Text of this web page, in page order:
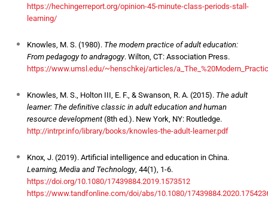
https://hechingerreport.org/opinion-45-minute-class-periods-stall-
learning/
Knowles, M. S. (1980). The modern practice of adult education:
From pedagogy to andragogy. Wilton, CT: Association Press.
https://www.umsl.edu/~henschkej/articles/
Knowles, M. S., Holton III, E. F., & Swanson, R. A. (2015). The adult
learner: The definitive classic in adult education and human
resource development(8th ed.). New York, NY: Routledge.
http://intrpr.info/library/books/knowles-the-adult-learner.pdf
Knox, J. (2019). Artificial intelligence and education in China.
Learning, Media and Technology, 44(1), 1-6.
https://doi.org/10.1080/17439884.2019.1573512
https://www.tandfonline.com/doi/abs/10.1080/